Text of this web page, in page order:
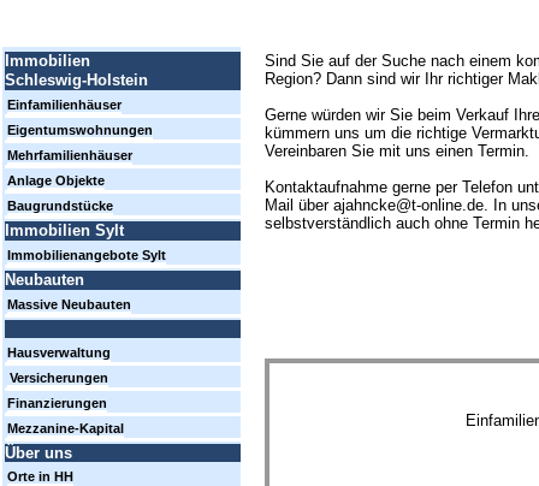
Sind Sie auf der Suche nach einem
Region? Dann sind wir Ihr richtiger
Gerne würden wir Sie beim Verkauf
kümmern uns um die richtige
Vereinbaren Sie mit uns einen Termin.
Kontaktaufnahme gerne per Telefon
Mail über ajahncke@t-online.de. In
selbstverständlich auch ohne Termin
Immobilien
Schleswig-Holstein
Einfamilienhäuser
Eigentumswohnungen
Mehrfamilienhäuser
Anlage Objekte
Baugrundstücke
Immobilien Sylt
Immobilienangebote Sylt
Neubauten
Massive Neubauten
Hausverwaltung
Versicherungen
Finanzierungen
Mezzanine-Kapital
Über uns
Orte in HH